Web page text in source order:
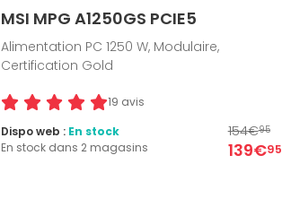
MSI MPG A1250GS PCIE5
Alimentation PC 1250 W, Modulaire,
Certification Gold
19 avis
154€95
139€95
Dispo web : En stock
En stock dans 2 magasins